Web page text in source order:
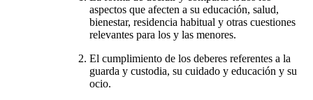
aspectos que afecten a su educación, salud,
bienestar, residencia habitual y otras cuestiones
relevantes para los y las menores.
El cumplimiento de los deberes referentes a la
guarda y custodia, su cuidado y educación y su
ocio.